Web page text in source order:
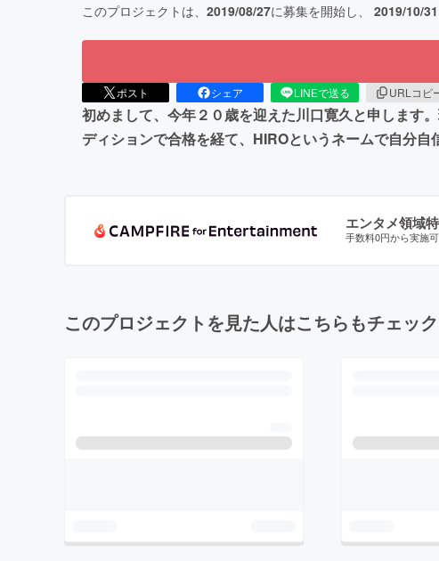
このプロジェクトは、 2019/08/27に募集を開始し、 2019/10/31
ポスト シェア LINEで送る URLコピ
初めまして、今年２０歳を迎えた川口寛久と申します
ディションで合格を経て、HIROというネームで自分
エンタメ領域
手数料0円から実施
このプロジェクトを見た人はこちらもチェッ